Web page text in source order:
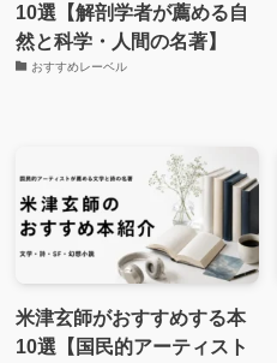
10選【解剖学者が薦める自
然と科学・人間の名著】
おすすめレーベル
米津玄師がおすすめする本
10選【国民的アーティスト